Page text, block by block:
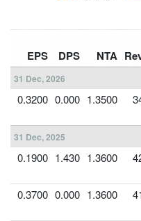
EPS DPS NTA
31 Dec, 2026
0.3200 0.000 1.3500
31 Dec, 2025
0.1900 1.430 1.3600
0.3700 0.000 1.3600